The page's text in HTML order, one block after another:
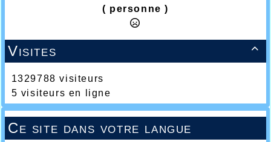
( personne )

Visites
1329788 visiteurs
5 visiteurs en ligne
Ce site dans votre langue